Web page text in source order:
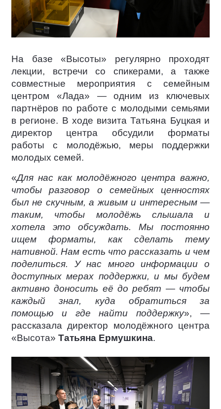
На базе «Высоты» регулярно проходят
лекции, встречи со спикерами, а также
совместные мероприятия с семейным
центром «Лада» — одним из ключевых
партнёров по работе с молодыми семьями
в регионе. В ходе визита Татьяна Буцкая и
директор центра обсудили форматы
работы с молодёжью, меры поддержки
молодых семей.
«Для нас как молодёжного центра важно,
чтобы разговор о семейных ценностях
был не скучным, а живым и интересным —
таким, чтобы молодёжь слышала и
хотела это обсуждать. Мы постоянно
ищем форматы, как сделать тему
нативной. Нам есть что рассказать и чем
поделиться. У нас много информации о
доступных мерах поддержки, и мы будем
активно доносить её до ребят — чтобы
каждый знал, куда обратиться за
помощью и где найти поддержку», —
рассказала директор молодёжного центра
«Высота» Татьяна Ермушкина.